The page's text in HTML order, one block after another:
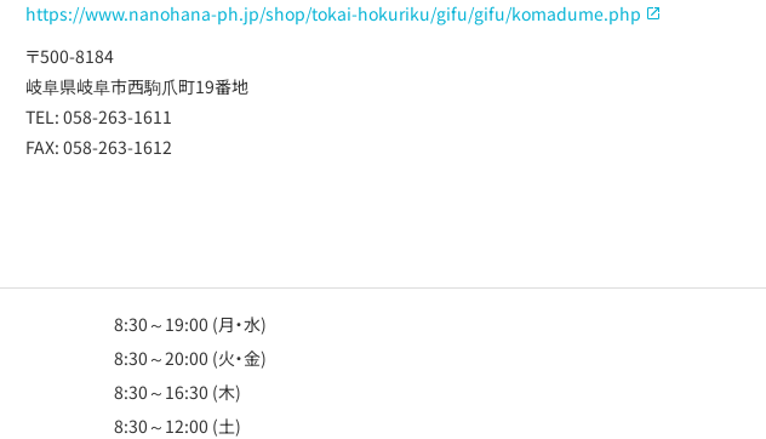
https://www.nanohana-ph.jp/shop/tokai-hokuriku/gifu/gifu/komadume.php
〒500-8184
岐阜県岐阜市西駒爪町19番地
TEL: 058-263-1611
FAX: 058-263-1612
8:30～19:00 (月・水)
8:30～20:00 (火・金)
8:30～16:30 (木)
8:30～12:00 (土)